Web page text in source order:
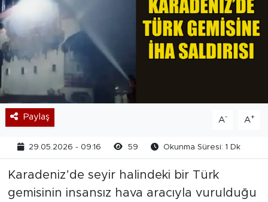
Paylaş A- A+
29.05.2026 - 09:16 59 Okunma Süresi: 1 Dk
Karadeniz’de seyir halindeki bir Türk
gemisinin insansız hava aracıyla vurulduğu